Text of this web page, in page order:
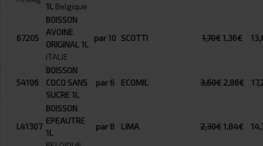
1L Belgique
67205
BOISSON
AVOINE
ORIGINAL 1L
ITALIE
par 10 SCOTTI 1,70€ 1,36€
54106
BOISSON
COCO SANS
SUCRE 1L
par 6 ECOMIL 3,60€ 2,88€
L41307
BOISSON
EPEAUTRE
1L
par 8 LIMA 2,30€1,84€